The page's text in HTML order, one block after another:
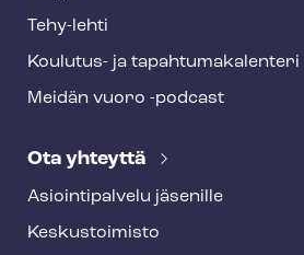
Tehy-lehti
Koulutus- ja ta­pah­tu­ma­ka­len­te­ri
Meidän vuoro -podcast
Ota yhteyttä
Asioin­ti­pal­ve­lu jäsenille
Keskustoimisto